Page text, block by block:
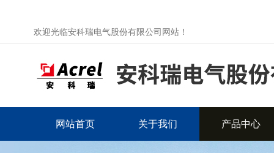
欢迎光临安科瑞电气股份有限公司网站！
网站首页 关于我们 产品中心